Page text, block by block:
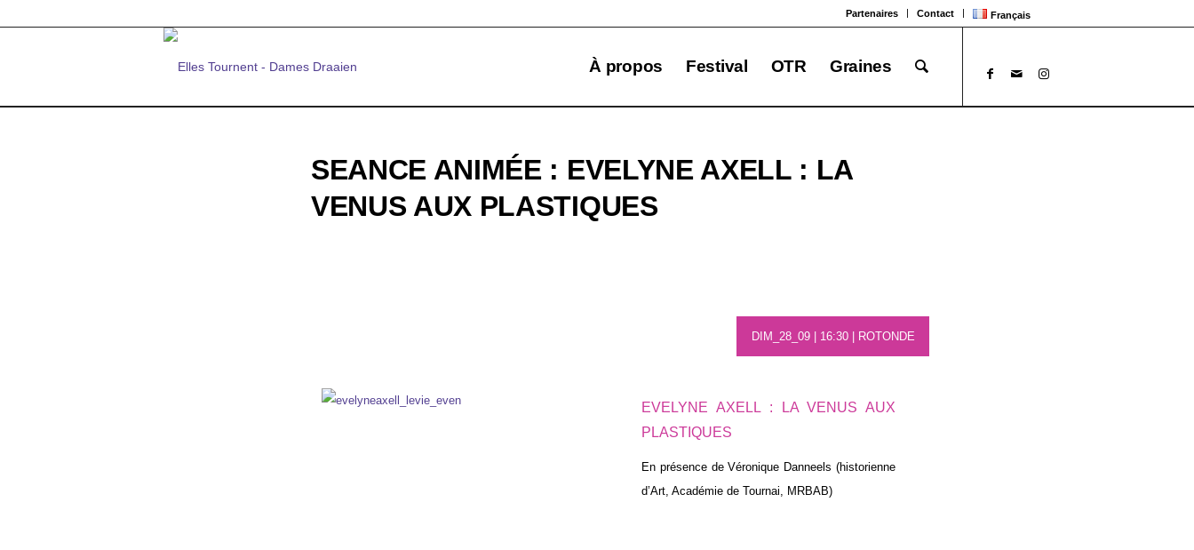
Partenaires Contact Français
À propos Festival OTR Graines
SEANCE ANIMÉE : EVELYNE AXELL : LA
VENUS AUX PLASTIQUES
DIM_28_09 | 16:30 | ROTONDE
EVELYNE AXELL : LA VENUS AUX
PLASTIQUES
En présence de Véronique Danneels (historienne
d’Art, Académie de Tournai, MRBAB)